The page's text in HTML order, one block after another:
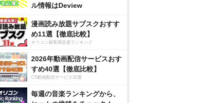
ル情報はDeview
漫画読み放題サブスクおすす
め11選【徹底比較】
オリコン顧客満足度ランキング
2026年動画配信サービスおす
すめ40選【徹底比較】
CS動画配信サービス20選
毎週の音楽ランキングから、